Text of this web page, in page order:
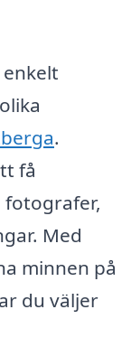
.
få
Med
minnen på
du väljer